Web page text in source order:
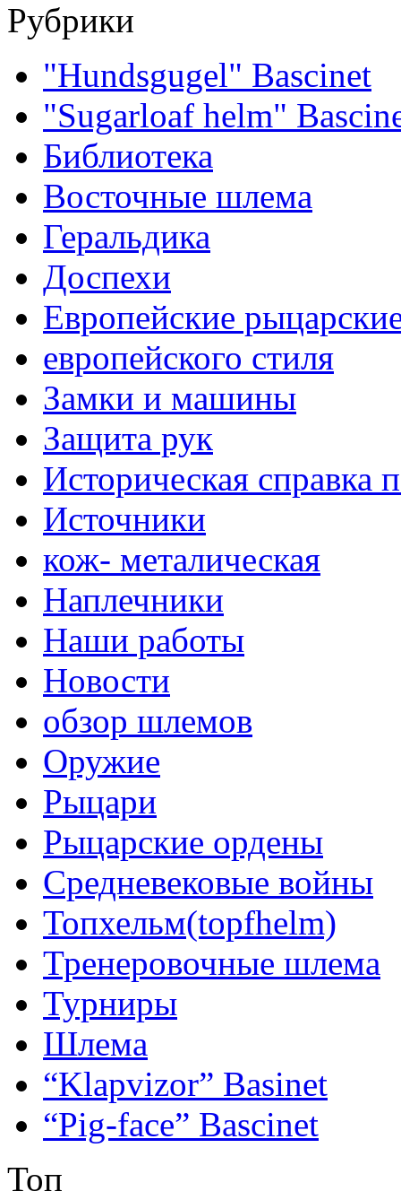
Рубрики
"Hundsgugel" Bascinet
"Sugarloaf helm"
Библиотека
Восточные шлема
Геральдика
Доспехи
Европейские
европейского стиля
Замки и машины
Защита рук
Историческая справка
Источники
кож- металическая
Наплечники
Наши работы
Новости
обзор шлемов
Оружие
Рыцари
Рыцарские ордены
Средневековые войны
Топхельм(topfhelm)
Тренеровочные шлема
Турниры
Шлема
“Klapvizor” Basinet
“Pig-face” Bascinet
Топ